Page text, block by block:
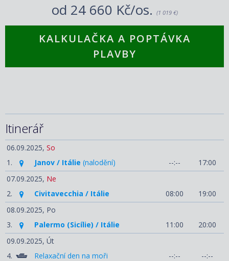
od 24 660 Kč/os. (1 019 €)
KALKULAČKA A POPTÁVKA
PLAVBY
Itinerář
06.09.2025, So
1.
Janov / Itálie (nalodění) --:--
17:00
07.09.2025, Ne
2.
Civitavecchia / Itálie 08:00
19:00
08.09.2025, Po
3.
Palermo (Sicílie) / Itálie 11:00
20:00
09.09.2025, Út
4.
Relaxační den na moři --:--
--:--